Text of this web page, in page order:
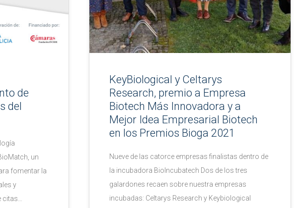
de
del
un
fomentar la
y
citas…
KeyBiological y Celtarys
Research, premio a Empresa
Biotech Más Innovadora y a
Mejor Idea Empresarial Biotech
en los Premios Bioga 2021
Nueve de las catorce empresas finalistas dentro de
la incubadora BioIncubatech Dos de los tres
galardones recaen sobre nuestra empresas
incubadas: Celtarys Research y Keybiological